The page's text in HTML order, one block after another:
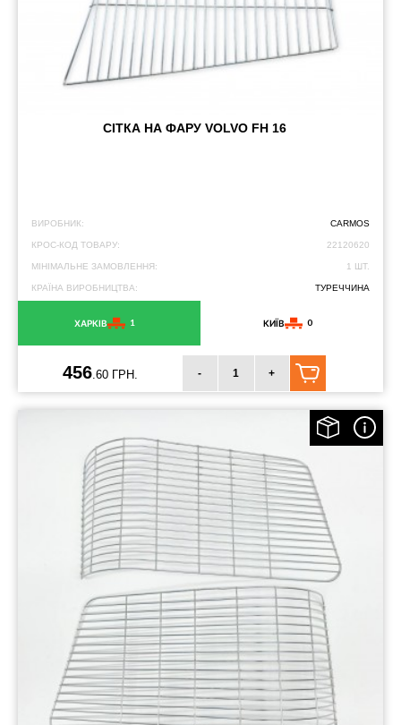
СІТКА НА ФАРУ VOLVO FH 16
ВИРОБНИК: CARMOS
КРОС-КОД ТОВАРУ: 22120620
МІНІМАЛЬНЕ ЗАМОВЛЕННЯ: 1 ШТ.
КРАЇНА ВИРОБНИЦТВА: ТУРЕЧЧИНА
ХАРКІВ 1 КИЇВ 0
456.60 ГРН. - +